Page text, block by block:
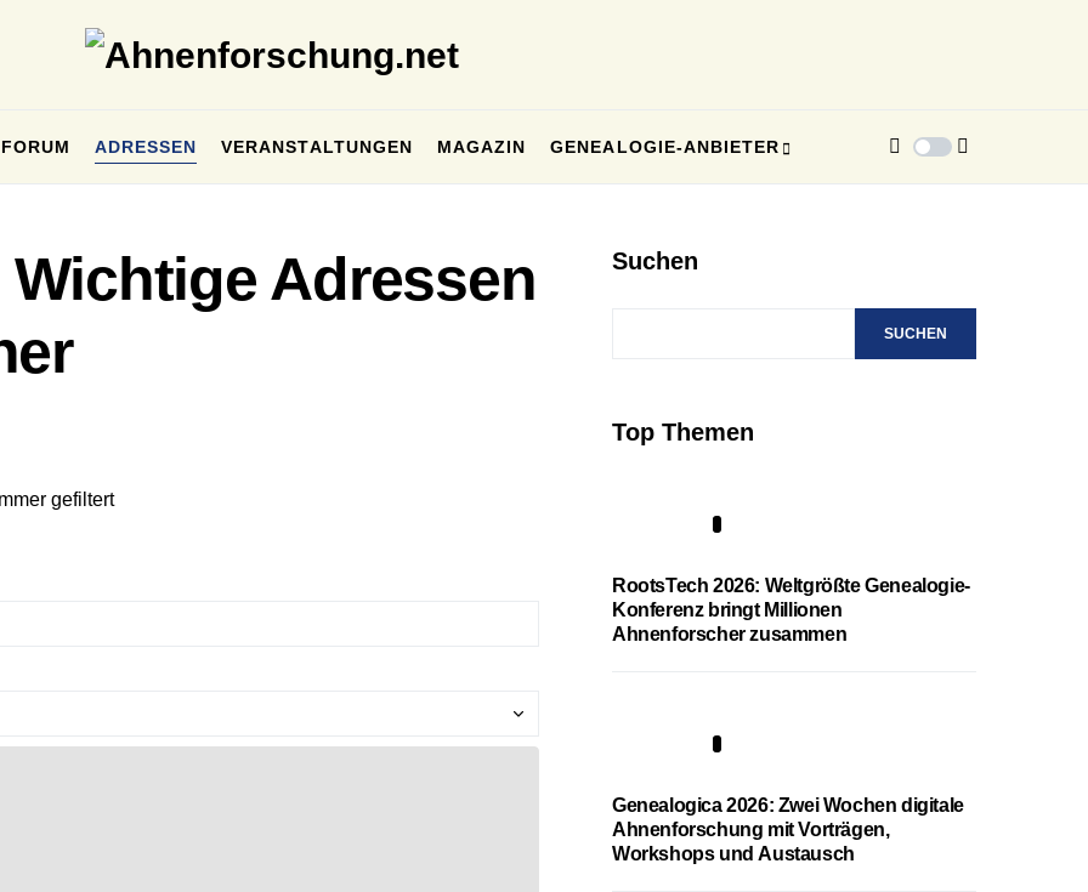
FORUM ADRESSEN VERANSTALTUNGEN MAGAZIN GENEALOGIE-ANBIETER
Adressen
gefiltert
Suchen
SUCHEN
Top Themen
RootsTech 2026: Weltgrößte Genealogie-
Konferenz bringt Millionen
Ahnenforscher zusammen
Genealogica 2026: Zwei Wochen digitale
Ahnenforschung mit Vorträgen,
Workshops und Austausch